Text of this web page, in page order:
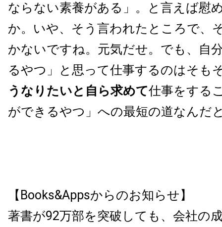
ならない素養がある」。と言えば慰
か。いや、そう言われたところで、
かないですね。元気だせ。でも、自
るやつ」と思って仕事するのはそも
うなりたいと自ら求めて仕事をする
ができるやつ」への最短の道なんだ
【Books&Appsからのお知らせ】
著書が92万部を突破しても、会社の